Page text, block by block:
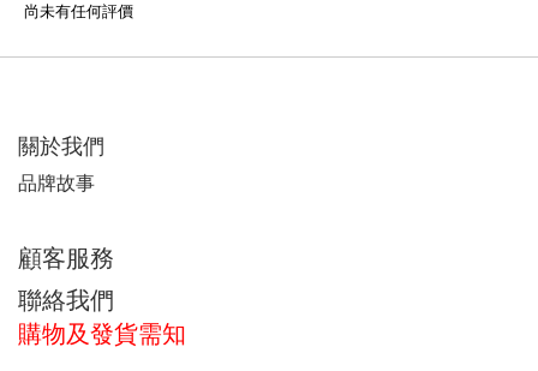
尚未有任何評價
關於我們
品牌故事
顧客服務
聯絡我們
購物及發貨需知